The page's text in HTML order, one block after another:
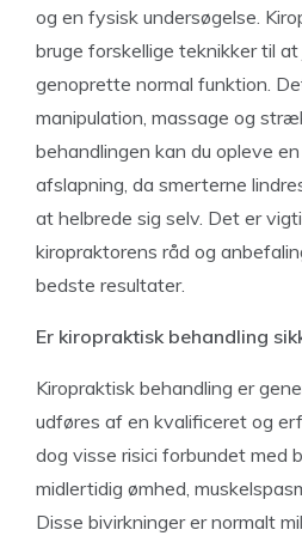
og en fysisk undersøgelse.
bruge forskellige teknikker til
genoprette normal funktion.
manipulation, massage og
behandlingen kan du opleve
afslapning, da smerterne
at helbrede sig selv. Det er
kiropraktorens råd og
bedste resultater.
Er kiropraktisk behandling
Kiropraktisk behandling er
udføres af en kvalificeret og
dog visse risici forbundet med
midlertidig ømhed,
Disse bivirkninger er normalt